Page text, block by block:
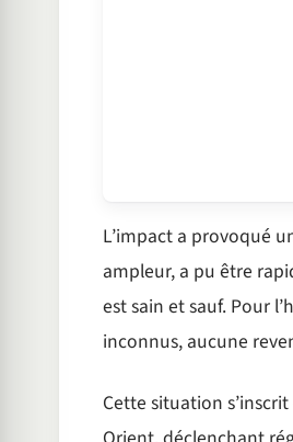
L’impact a provoqué
ampleur, a pu être
est sain et sauf. Pour
inconnus, aucune
Cette situation